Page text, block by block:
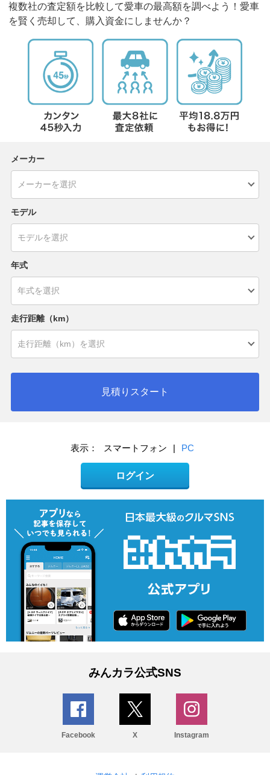
複数社の査定額を比較して愛車の最高額を調べよう！愛車
を賢く売却して、購入資金にしませんか？
メーカー
モデル
年式
走行距離（km）
見積りスタート
表示： スマートフォン | PC
ログイン
みんカラ公式SNS
Facebook X Instagram